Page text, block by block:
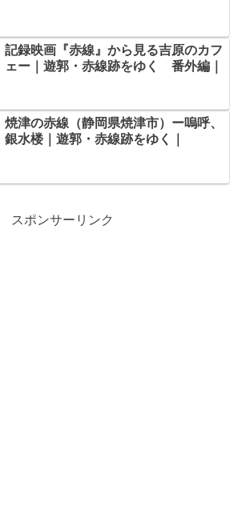
記録映画『赤線』から見る吉原のカフ
ェー｜遊郭・赤線跡をゆく 番外編｜
焼津の赤線（静岡県焼津市）ー嗚呼、
銀水楼｜遊郭・赤線跡をゆく｜
スポンサーリンク